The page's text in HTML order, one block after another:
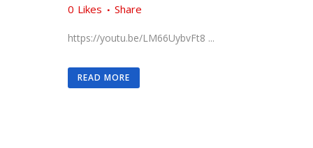
0 Likes Share
https://youtu.be/LM66UybvFt8 ...
READ MORE